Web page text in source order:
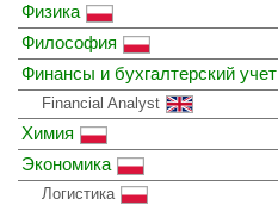
Физика
Философия
Финансы и бухгалтерский учет
Financial Analyst
Химия
Экономика
Логистика